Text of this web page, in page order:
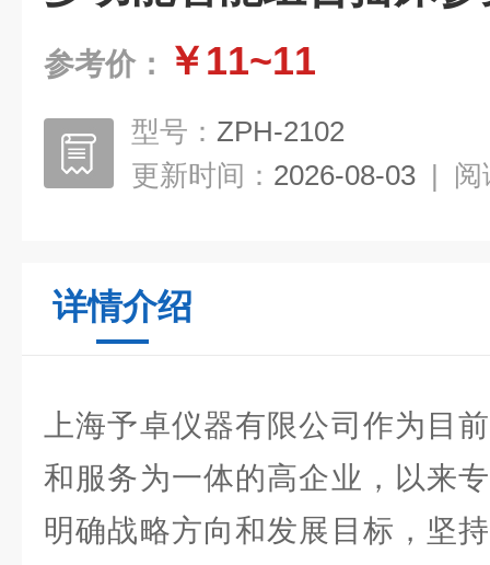
参考价： ￥11~11
型号： ZPH-2102
更新时间： 2026-08-03 | 阅
详情介绍
上海予卓仪器有限公司作为目
和服务为一体的高企业，以来
明确战略方向和发展目标，坚